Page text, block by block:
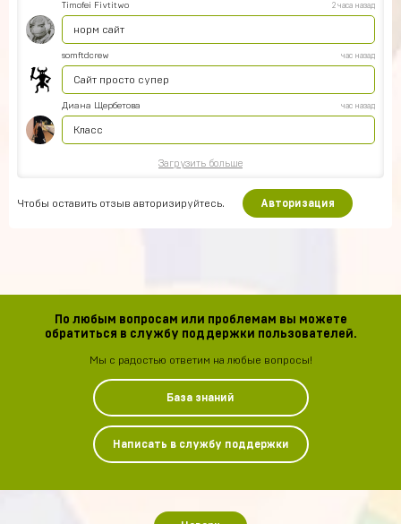
Timofei Fivtitwo 2 часа назад
норм сайт
somftdcrew час назад
Сайт просто супер
Диана Щербетова час назад
Класс
Загрузить больше
Чтобы оставить отзыв авторизируйтесь. Авторизация
По любым вопросам или проблемам вы можете
обратиться в службу поддержки пользователей.
Мы с радостью ответим на любые вопросы!
База знаний
Написать в службу поддержки